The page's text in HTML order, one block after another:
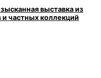
выставка из
частных коллекций